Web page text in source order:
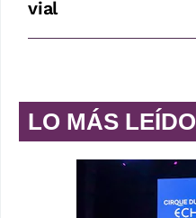
vial
LO MÁS LEÍDO